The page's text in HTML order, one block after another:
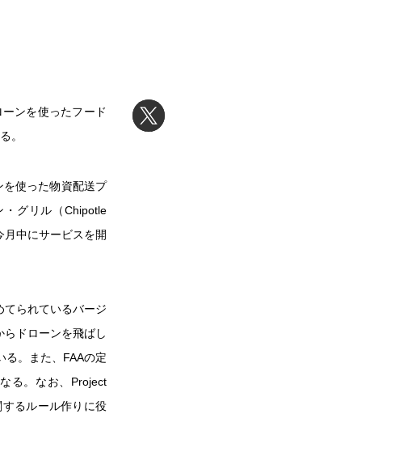
ンを使ったフード
。
使った物資配送プ
グリル（Chipotle
中にサービスを開
てられているバージ
ドローンを飛ばし
る。また、FAAの定
る。なお、Project
るルール作りに役